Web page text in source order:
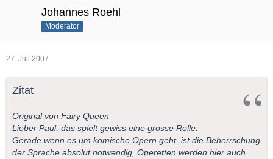
Johannes Roehl
Moderator
27. Juli 2007
Zitat
Original von Fairy Queen
Lieber Paul, das spielt gewiss eine grosse Rolle.
Gerade wenn es um komische Opern geht, ist die Beherrschung
der Sprache absolut notwendig, Operetten werden hier auch